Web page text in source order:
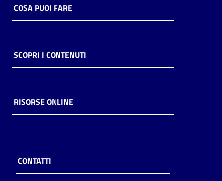
Chiedi al
bibliotecario
Orari
COSA PUOI FARE
SCOPRI I CONTENUTI
RISORSE ONLINE
CONTATTI